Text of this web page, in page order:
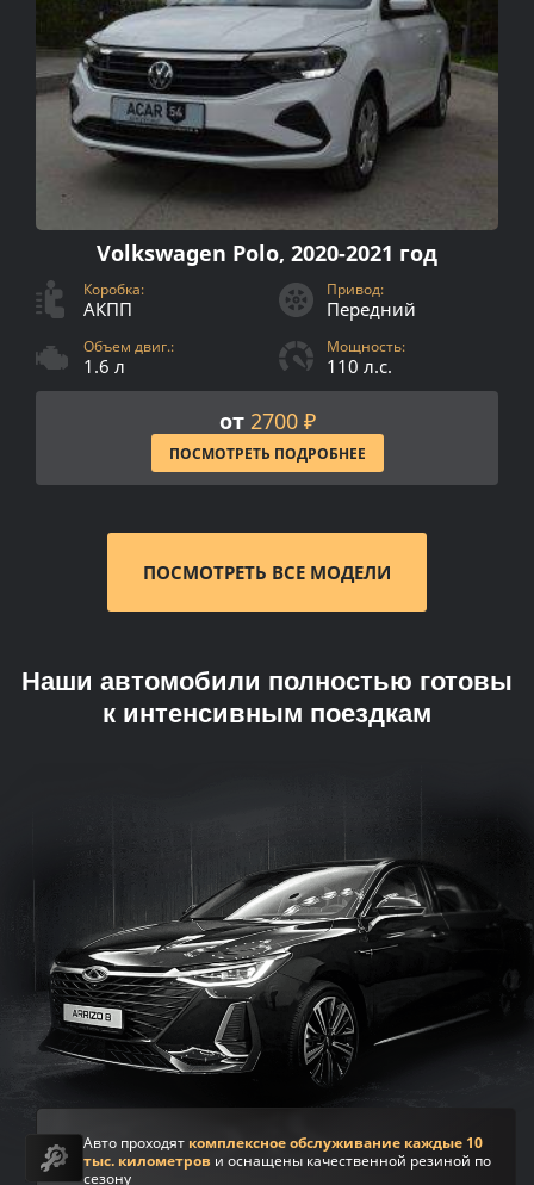
Volkswagen Polo, 2020-2021 год
Коробка:
АКПП
Привод:
Передний
Объем двиг.:
1.6 л
Мощность:
110 л.с.
от 2700 ₽
ПОСМОТРЕТЬ ПОДРОБНЕЕ
ПОСМОТРЕТЬ ВСЕ МОДЕЛИ
Наши автомобили полностью готовы
к интенсивным поездкам
Авто проходят комплексное обслуживание каждые 10
тыс. километров и оснащены качественной резиной по
сезону